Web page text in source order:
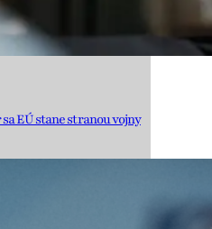
EÚ stane stranou vojny